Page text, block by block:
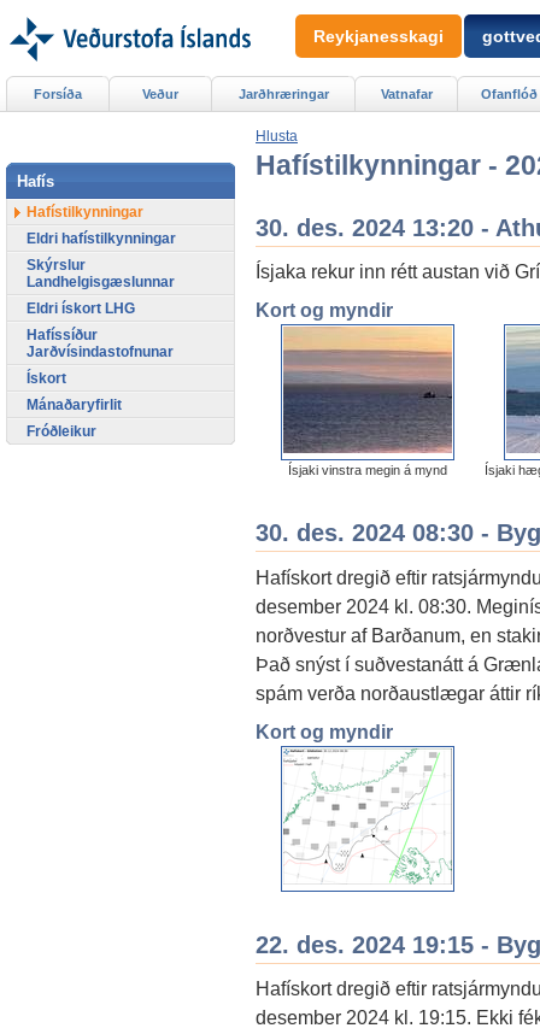
Hlusta
Hafístilkynningar -
30. des. 2024 13:20 -
Ísjaka rekur inn rétt austan við
Kort og myndir
Ísjaki vinstra megin á mynd Ísjaki
30. des. 2024 08:30 -
Hafískort dregið eftir
desember 2024 kl. 08:30.
norðvestur af Barðanum, en
Það snýst í suðvestanátt á
spám verða norðaustlægar áttir
Kort og myndir
22. des. 2024 19:15 -
Hafískort dregið eftir
desember 2024 kl. 19:15. Ekki
Forsíða Veður Jarðhræringar Vatnafar Ofanflóð
Hafís
Hafístilkynningar
Eldri hafístilkynningar
Skýrslur
Landhelgisgæslunnar
Eldri ískort LHG
Hafíssíður
Jarðvísindastofnunar
Ískort
Mánaðaryfirlit
Fróðleikur
Reykjanesskagi